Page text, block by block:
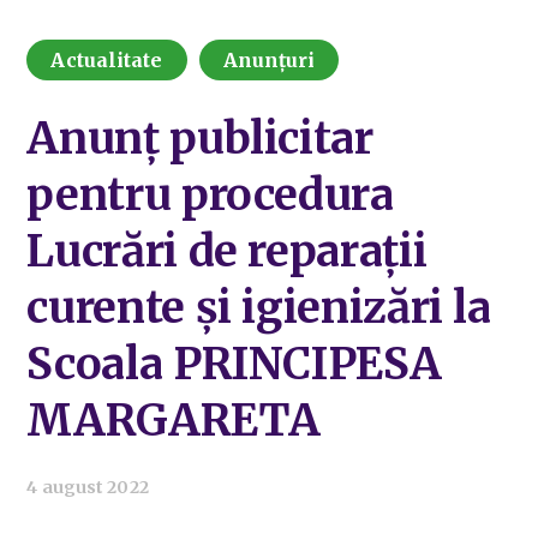
Actualitate Anunțuri
Anunț publicitar
pentru procedura
Lucrări de reparații
curente și igienizări la
Scoala PRINCIPESA
MARGARETA
4 august 2022